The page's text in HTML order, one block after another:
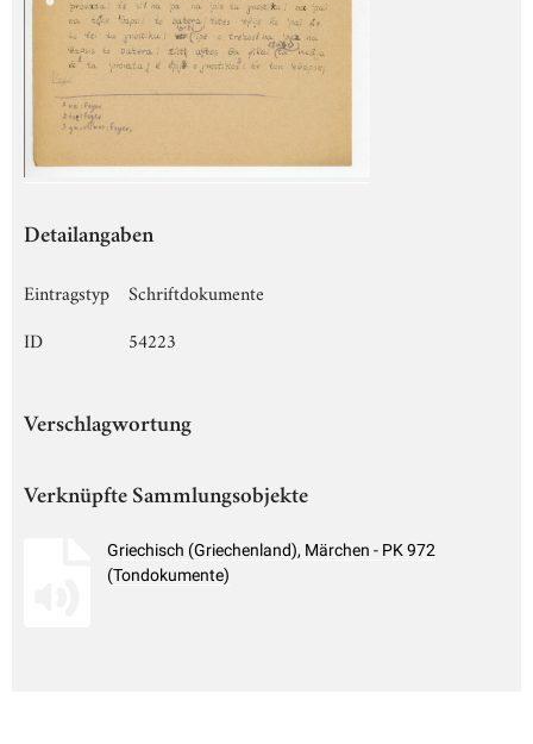
Detailangaben
Eintragstyp
Schriftdokumente
ID
54223
Verschlagwortung
Verknüpfte Sammlungsobjekte
Griechisch (Griechenland), Märchen - PK 972
(Tondokumente)